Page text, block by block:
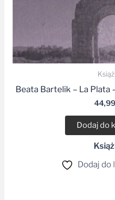
Beata Bartelik – La Plata
44,99
Dodaj do
Dodaj do